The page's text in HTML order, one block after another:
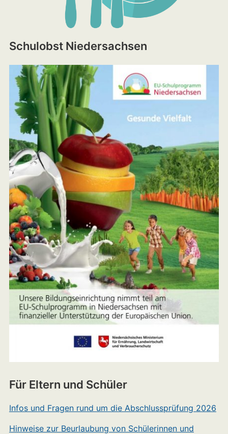
Schulobst Niedersachsen
Für Eltern und Schüler
Infos und Fragen rund um die Abschlussprüfung 2026
Hinweise zur Beurlaubung von Schülerinnen und